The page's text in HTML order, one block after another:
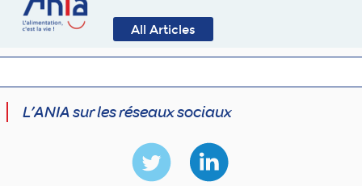
All Articles
L’ANIA sur les réseaux sociaux